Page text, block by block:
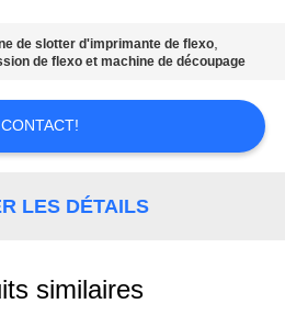
de slotter d'imprimante de flexo,
de flexo et machine de découpage
CONTACT!
LES DÉTAILS
similaires